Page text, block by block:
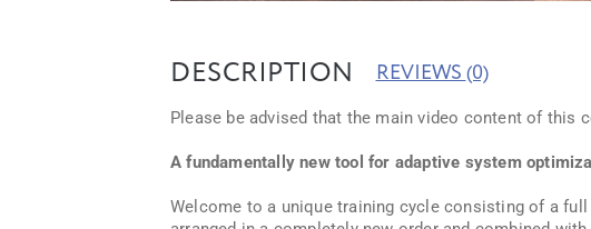
DESCRIPTION REVIEWS (0)
Please be advised that the main video content of this
A fundamentally new tool for adaptive system
Welcome to a unique training cycle consisting of a